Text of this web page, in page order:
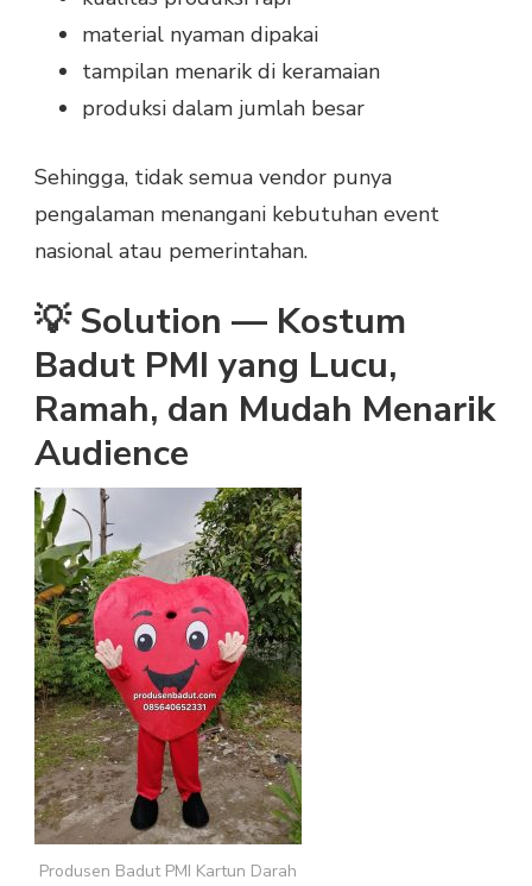
material nyaman dipakai
tampilan menarik di keramaian
produksi dalam jumlah besar
Sehingga, tidak semua vendor punya
pengalaman menangani kebutuhan event
nasional atau pemerintahan.
💡 Solution — Kostum
Badut PMI yang Lucu,
Ramah, dan Mudah Menarik
Audience
Produsen Badut PMI Kartun Darah